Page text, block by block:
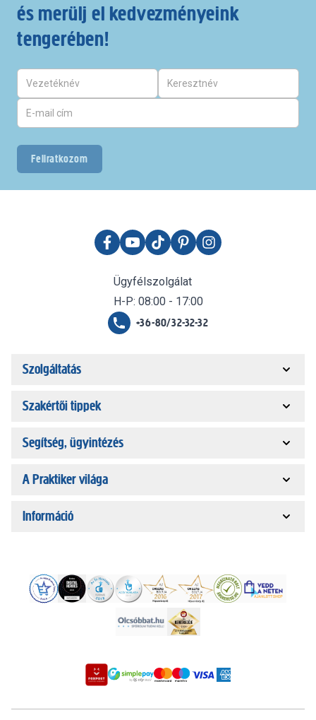
és merülj el kedvezményeink
tengerében!
Feliratkozom
Ügyfélszolgálat
H-P: 08:00 - 17:00
+36-80/32-32-32
Szolgáltatás
Szakértői tippek
Segítség, ügyintézés
A Praktiker világa
Információ